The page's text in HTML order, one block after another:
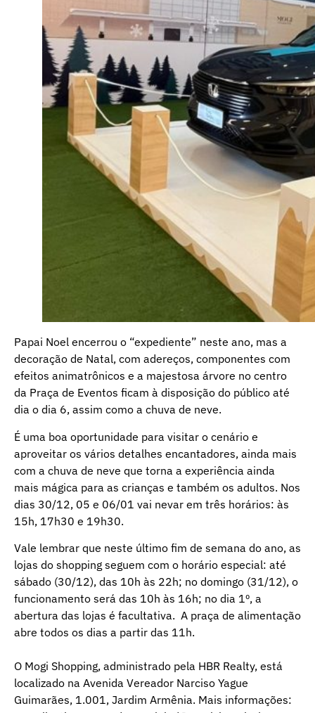
Papai Noel encerrou o “expediente” neste ano, mas a
decoração de Natal, com adereços, componentes com
efeitos animatrônicos e a majestosa árvore no centro
da Praça de Eventos ficam à disposição do público até
dia o dia 6, assim como a chuva de neve.
É uma boa oportunidade para visitar o cenário e
aproveitar os vários detalhes encantadores, ainda mais
com a chuva de neve que torna a experiência ainda
mais mágica para as crianças e também os adultos. Nos
dias 30/12, 05 e 06/01 vai nevar em três horários: às
15h, 17h30 e 19h30.
Vale lembrar que neste último fim de semana do ano, as
lojas do shopping seguem com o horário especial: até
sábado (30/12), das 10h às 22h; no domingo (31/12), o
funcionamento será das 10h às 16h; no dia 1º, a
abertura das lojas é facultativa. A praça de alimentação
abre todos os dias a partir das 11h.
O Mogi Shopping, administrado pela HBR Realty, está
localizado na Avenida Vereador Narciso Yague
Guimarães, 1.001, Jardim Armênia. Mais informações: